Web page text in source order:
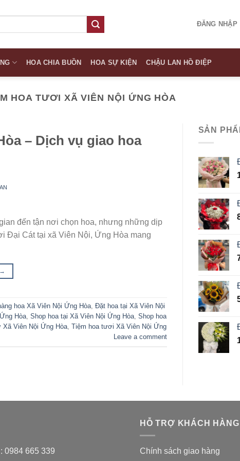
ĐĂNG NHẬP
HOA CHIA BUỒN HOA SỰ KIỆN CHẬU LAN HỒ ĐIỆP
HOA TƯƠI XÃ VIÊN NỘI ỨNG HÒA
– Dịch vụ giao hoa
đến tận nơi chọn hoa, nhưng những dịp
Đại Cát tại xã Viên Nội, Ứng Hòa mang
→
hoa Xã Viên Nội Ứng Hòa, Đặt hoa tại Xã Viên Nội
Hòa, Shop hoa tại Xã Viên Nội Ứng Hòa, Shop hoa
Viên Nội Ứng Hòa, Tiệm hoa tươi Xã Viên Nội Ứng
Leave a comment
SẢN
0984 665 339
HỖ TRỢ KHÁCH HÀNG
Chính sách giao hàng